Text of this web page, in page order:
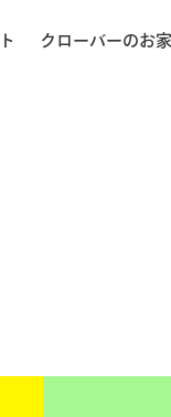
クローバーのお家